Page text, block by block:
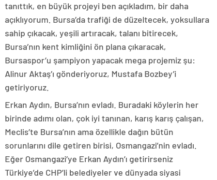
tanıttık, en büyük projeyi ben açıkladım, bir daha
açıklıyorum. Bursa’da trafiği de düzeltecek, yoksullara
sahip çıkacak, yeşili artıracak, talanı bitirecek,
Bursa’nın kent kimliğini ön plana çıkaracak,
Bursaspor’u şampiyon yapacak mega projemiz şu:
Alinur Aktaş’ı gönderiyoruz, Mustafa Bozbey’i
getiriyoruz.
Erkan Aydın, Bursa’nın evladı. Buradaki köylerin her
birinde adımı olan, çok iyi tanınan, karış karış çalışan,
Meclis’te Bursa’nın ama özellikle dağın bütün
sorunlarını dile getiren birisi, Osmangazi’nin evladı.
Eğer Osmangazi’ye Erkan Aydın’ı getirirseniz
Türkiye’de CHP’li belediyeler ve dünyada siyasi